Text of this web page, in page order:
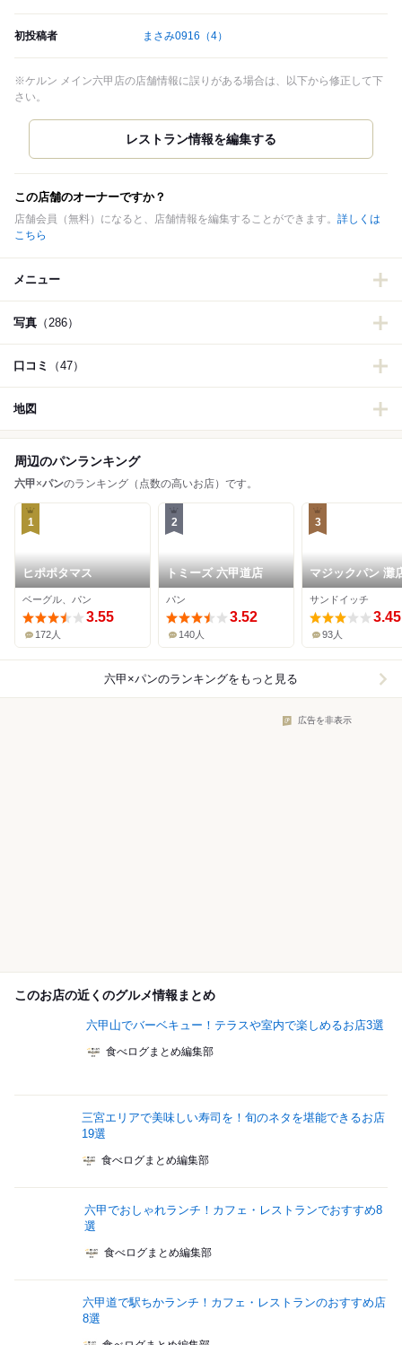
初投稿者 まさみ0916 （4）
※ケルン メイン六甲店の店舗情報に誤りがある場合は、以下から修正して下
さい。
この店舗のオーナーですか？
店舗会員（無料）になると、店舗情報を編集することができます。 詳しくは
こちら
メニュー
写真 （286）
口コミ （47）
地図
周辺のパンランキング
六甲×パンのランキング（点数の高いお店）です。
1
ヒポポタマス
ベーグル、パン
3.55
172人
2
トミーズ 六甲道店
パン
3.52
140人
3
マジックパン 灘
サンドイッチ
3.45
93人
六甲×パンのランキングをもっと見る
広告を非表示
このお店の近くのグルメ情報まとめ
六甲山でバーベキュー！テラスや室内で楽しめるお店3選
食べログまとめ編集部
三宮エリアで美味しい寿司を！旬のネタを堪能できるお店
19選
食べログまとめ編集部
六甲でおしゃれランチ！カフェ・レストランでおすすめ8
選
食べログまとめ編集部
六甲道で駅ちかランチ！カフェ・レストランのおすすめ店
8選